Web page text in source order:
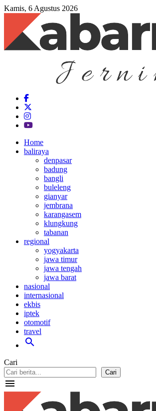
Kamis, 6 Agustus 2026
Home
baliraya
denpasar
badung
bangli
buleleng
gianyar
jembrana
karangasem
klungkung
tabanan
regional
yogyakarta
jawa timur
jawa tengah
jawa barat
nasional
internasional
ekbis
iptek
otomotif
travel
search
Cari
Cari
menu